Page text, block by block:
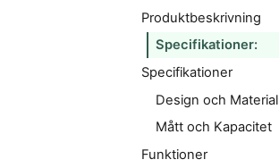
Produktbeskrivning
Specifikationer:
Specifikationer
Design och Material
Mått och Kapacitet
Funktioner